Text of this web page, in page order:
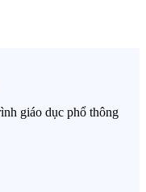
giáo dục phổ thông